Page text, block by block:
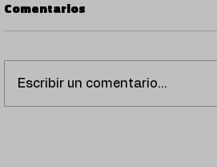
Comentarios
Escribir un comentario...